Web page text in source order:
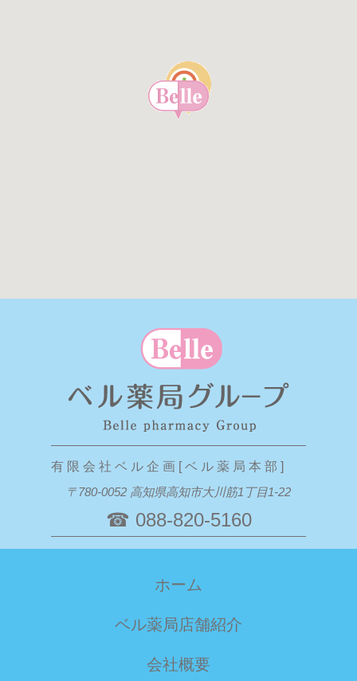
有 限 会 社 ベ ル 企 画 [ ベ ル 薬 局 本 部 ]
〒780-0052 高知県高知市大川筋1丁目1-22
☎ 088-820-5160
ホーム
ベル薬局店舗紹介
会社概要